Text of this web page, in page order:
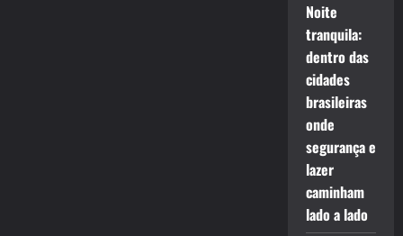
Noite
tranquila:
dentro das
cidades
brasileiras
onde
segurança e
lazer
caminham
lado a lado